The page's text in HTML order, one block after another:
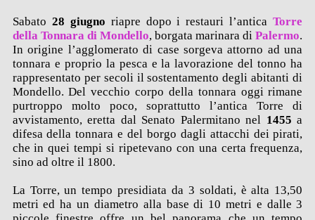
Sabato 28 giugno riapre dopo i restauri l’anticaTorre
della Tonnara di Mondello, borgata marinara diPalermo.
In origine l’agglomerato di case sorgeva attorno ad una
tonnara e proprio la pesca e la lavorazione del tonno ha
rappresentato per secoli il sostentamento degli abitanti di
Mondello. Del vecchio corpo della tonnara oggi rimane
purtroppo molto poco, soprattutto l’antica Torre di
avvistamento, eretta dal Senato Palermitano nel 1455a
difesa della tonnara e del borgo dagli attacchi dei pirati,
che in quei tempi si ripetevano con una certa frequenza,
sino ad oltre il 1800.
La Torre, un tempo presidiata da 3 soldati, è alta 13,50
metri ed ha un diametro alla base di 10 metri e dalle 3